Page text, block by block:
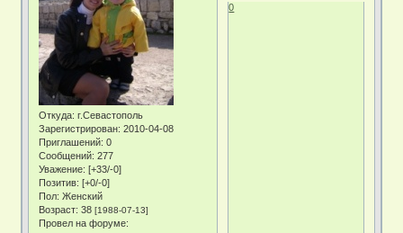
Откуда: г.Севастополь
Зарегистрирован: 2010-04-08
Приглашений: 0
Сообщений: 277
Уважение: [+33/-0]
Позитив: [+0/-0]
Пол: Женский
Возраст: 38[1988-07-13]
Провел на форуме:
0